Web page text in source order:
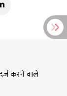
करने वाले